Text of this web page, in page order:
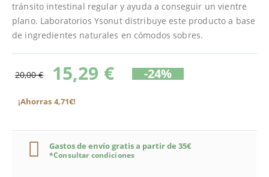
tránsito intestinal regular y ayuda a conseguir un vientre
plano. Laboratorios Ysonut distribuye este producto a base
de ingredientes naturales en cómodos sobres.
20,00 € 15,29 € -24%
¡Ahorras 4,71€!
Gastos de envío gratis a partir de 35€
*Consultar condiciones